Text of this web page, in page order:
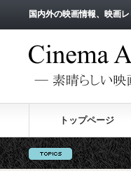
国内外の映画情報、映画
国内外の映画情報、映画
トップページ